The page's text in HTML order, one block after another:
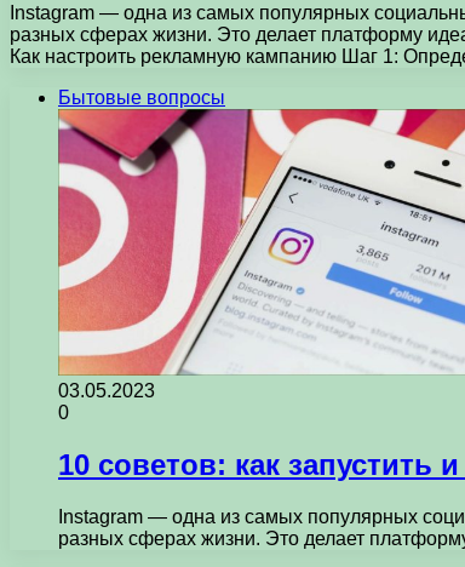
Instagram — одна из самых популярных
разных сферах жизни. Это делает платформу
Как настроить рекламную кампанию Шаг 1:
Бытовые вопросы
03.05.2023
0
10 советов: как запустить
Instagram — одна из самых популярных
разных сферах жизни. Это делает